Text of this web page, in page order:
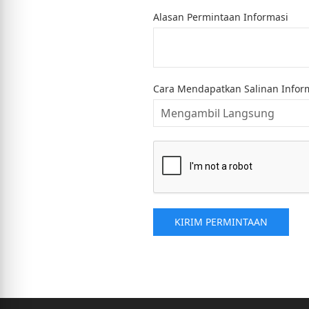
Alasan Permintaan Informasi
Cara Mendapatkan Salinan
KIRIM PERMINTAAN